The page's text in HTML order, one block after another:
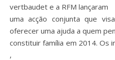
vertbaudet e a RFM lançaram
uma acção conjunta que
oferecer uma ajuda a quem
constituir família em 2014. Os
,